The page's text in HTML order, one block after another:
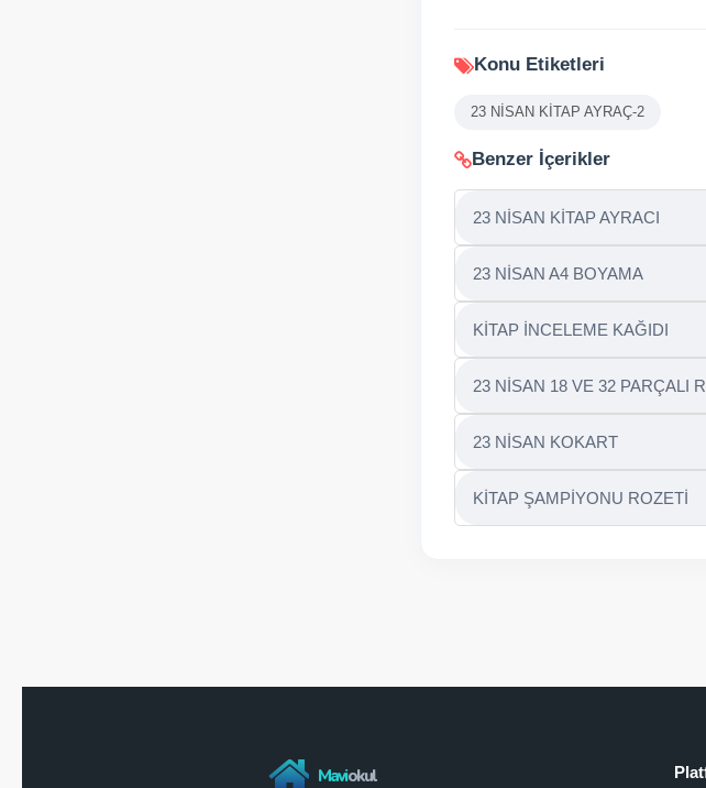
Konu Etiketleri
23 NİSAN KİTAP AYRAÇ-2
Benzer İçerikler
23 NİSAN KİTAP AYRACI
23 NİSAN A4 BOYAMA
KİTAP İNCELEME KAĞIDI
23 NİSAN 18 VE 32 PARÇALI
23 NİSAN KOKART
KİTAP ŞAMPİYONU ROZETİ